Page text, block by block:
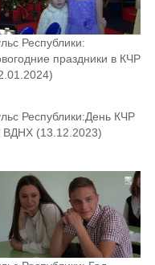
Республики:
праздники в КЧР
Республики:День КЧР
ВДНХ (13.12.2023)